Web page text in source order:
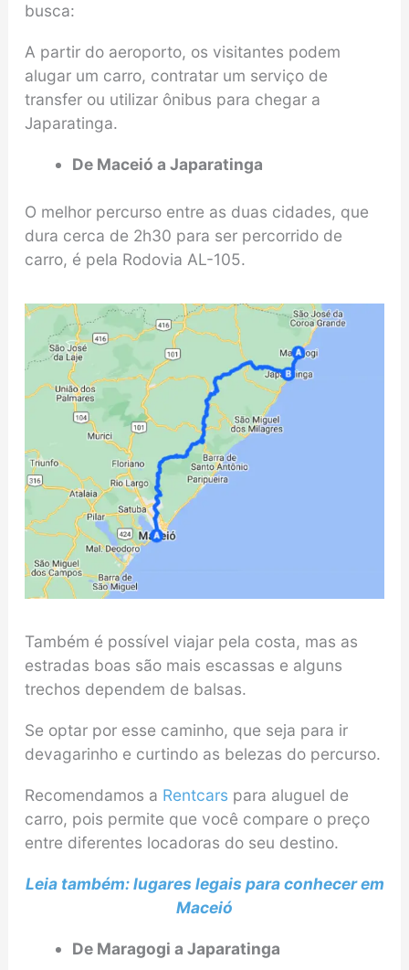
busca:
A partir do aeroporto, os visitantes podem
alugar um carro, contratar um serviço de
transfer ou utilizar ônibus para chegar a
Japaratinga.
De Maceió a Japaratinga
O melhor percurso entre as duas cidades, que
dura cerca de 2h30 para ser percorrido de
carro, é pela Rodovia AL-105.
Também é possível viajar pela costa, mas as
estradas boas são mais escassas e alguns
trechos dependem de balsas.
Se optar por esse caminho, que seja para ir
devagarinho e curtindo as belezas do percurso.
Recomendamos a Rentcars para aluguel de
carro, pois permite que você compare o preço
entre diferentes locadoras do seu destino.
Leia também: lugares legais para conhecer em
Maceió
De Maragogi a Japaratinga